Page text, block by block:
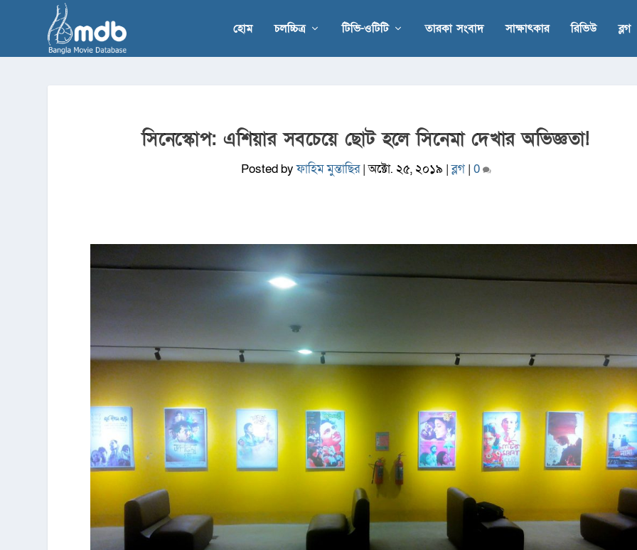
হোম চলচ্চিত্র টিভি-ওটিটি তারকা সংবাদ সাক্ষাৎকার রিভিউ ব্লগ
সিনেস্কোপ: এশিয়ার সবচেয়ে ছোট হলে সিনেমা দেখার অভিজ্ঞতা!
Posted byফাহিম মুন্তাছির|অক্টো. ২৫, ২০১৯ |ব্লগ| 0